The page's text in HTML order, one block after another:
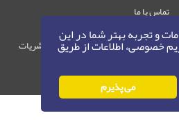
و تجربه بهتر شما در این
خصوصی، اطلاعات از طریق
می پذیرم
تماس با ما
وب‌سایت متعلق به سامانه مدیریت نشریات
حق نشر 1405-1396